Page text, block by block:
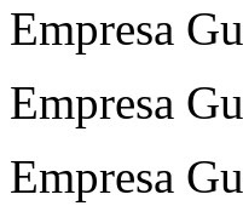
Empresa
Empresa
Empresa